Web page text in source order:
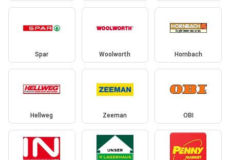
Spar Woolworth Hornbach
Hellweg Zeeman OBI